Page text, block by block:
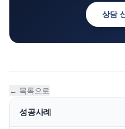
상담
← 목록으로
성공사례